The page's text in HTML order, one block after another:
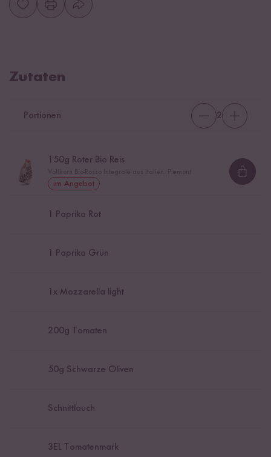
Zutaten
Portionen 2
150g Roter Bio Reis
im Angebot
1 Paprika Rot
1 Paprika Grün
1 x Mozzarella light
200g Tomaten
50g Schwarze Oliven
Schnittlauch
3EL Tomatenmark